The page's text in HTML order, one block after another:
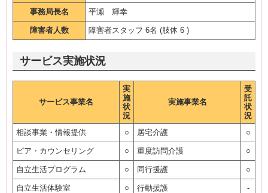
事務局長名
平瀬 輝幸
障害者人数 障害者スタッフ 6名 (肢体 6 )
サービス実施状況
サービス事業名
実
施
状
況
実施事業名
受
託
状
況
相談事業・情報提供
○ 居宅介護 ○
ピア・カウンセリング ○ 重度訪問介護 ○
自立生活プログラム ○ 同行援護 ○
自立生活体験室 ○ 行動援護 -